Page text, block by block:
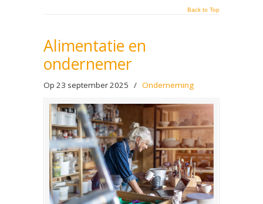
Back to Top
Alimentatie en
ondernemer
Op 23 september 2025 / Onderneming